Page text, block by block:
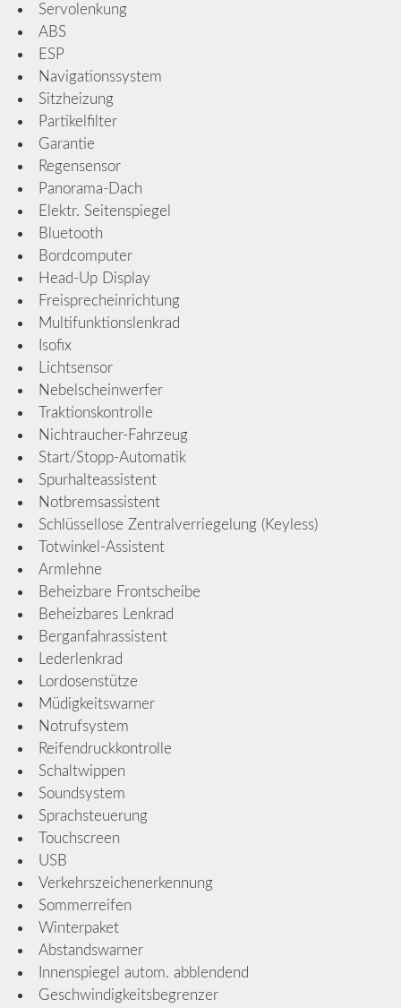
Servolenkung
ABS
ESP
Navigationssystem
Sitzheizung
Partikelfilter
Garantie
Regensensor
Panorama-Dach
Elektr. Seitenspiegel
Bluetooth
Bordcomputer
Head-Up Display
Freisprecheinrichtung
Multifunktionslenkrad
Isofix
Lichtsensor
Nebelscheinwerfer
Traktionskontrolle
Nichtraucher-Fahrzeug
Start/Stopp-Automatik
Spurhalteassistent
Notbremsassistent
Schlüssellose Zentralverriegelung (Keyless)
Totwinkel-Assistent
Armlehne
Beheizbare Frontscheibe
Beheizbares Lenkrad
Berganfahrassistent
Lederlenkrad
Lordosenstütze
Müdigkeitswarner
Notrufsystem
Reifendruckkontrolle
Schaltwippen
Soundsystem
Sprachsteuerung
Touchscreen
USB
Verkehrszeichenerkennung
Sommerreifen
Winterpaket
Abstandswarner
Innenspiegel autom. abblendend
Geschwindigkeitsbegrenzer